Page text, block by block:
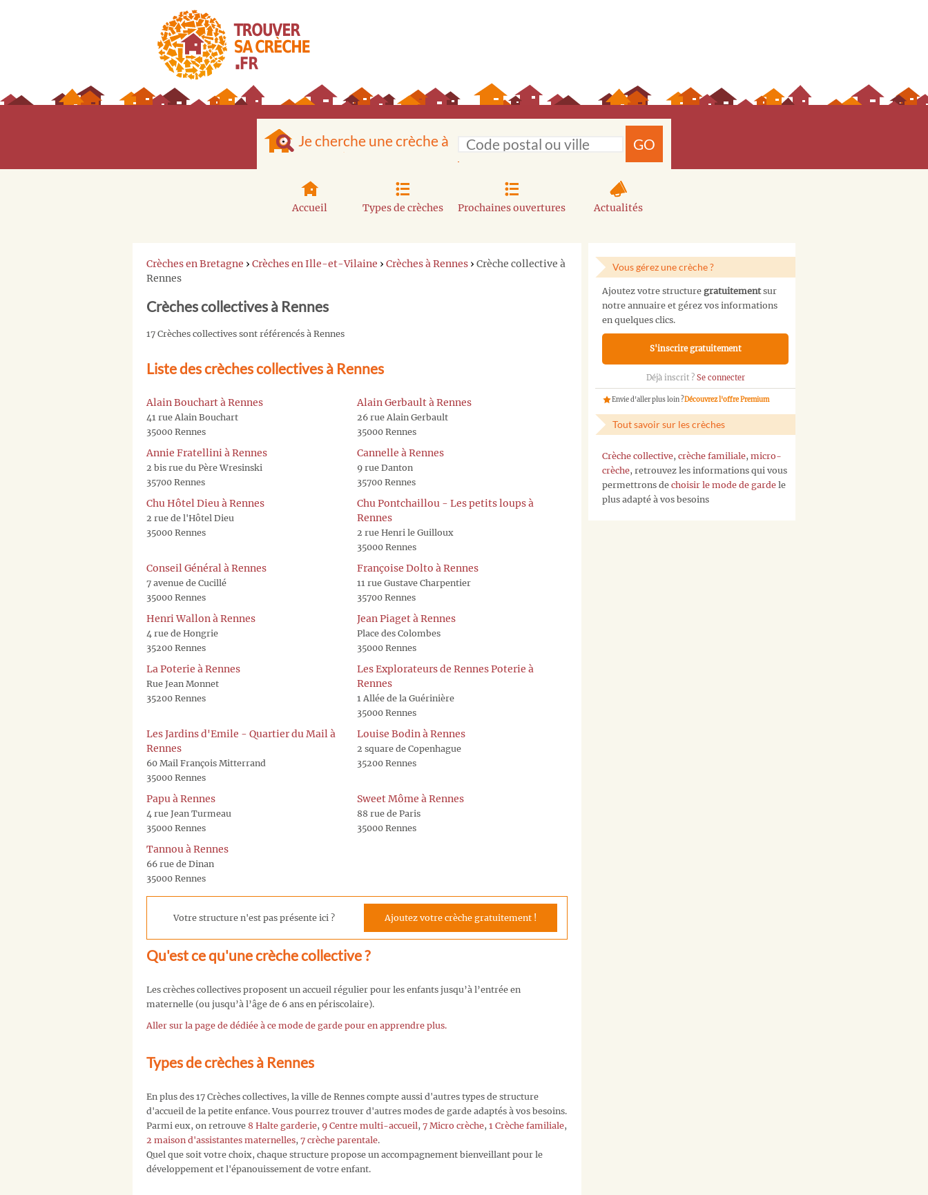
Je cherche une crèche à GO
Accueil Types de crèches Prochaines ouvertures Actualités
Crèches en Bretagne › Crèches en Ille-et-Vilaine › Crèches à Rennes › Crèche collective à
Rennes
Crèches collectives à Rennes
17 Crèches collectives sont référencés à Rennes
Liste des crèches collectives à Rennes
Alain Bouchart à Rennes
41 rue Alain Bouchart
35000 Rennes
Alain Gerbault à Rennes
26 rue Alain Gerbault
35000 Rennes
Annie Fratellini à Rennes
2 bis rue du Père Wresinski
35700 Rennes
Cannelle à Rennes
9 rue Danton
35700 Rennes
Chu Hôtel Dieu à Rennes
2 rue de l'Hôtel Dieu
35000 Rennes
Chu Pontchaillou - Les petits loups à
Rennes
2 rue Henri le Guilloux
35000 Rennes
Conseil Général à Rennes
7 avenue de Cucillé
35000 Rennes
Françoise Dolto à Rennes
11 rue Gustave Charpentier
35700 Rennes
Henri Wallon à Rennes
4 rue de Hongrie
35200 Rennes
Jean Piaget à Rennes
Place des Colombes
35000 Rennes
La Poterie à Rennes
Rue Jean Monnet
35200 Rennes
Les Explorateurs de Rennes Poterie à
Rennes
1 Allée de la Guérinière
35000 Rennes
Les Jardins d'Emile - Quartier du Mail à
Rennes
60 Mail François Mitterrand
35000 Rennes
Louise Bodin à Rennes
2 square de Copenhague
35200 Rennes
Papu à Rennes
4 rue Jean Turmeau
35000 Rennes
Sweet Môme à Rennes
88 rue de Paris
35000 Rennes
Tannou à Rennes
66 rue de Dinan
35000 Rennes
Votre structure n'est pas présente ici ? Ajoutez votre crèche gratuitement !
Qu'est ce qu'une crèche collective ?
Les crèches collectives proposent un accueil régulier pour les enfants jusqu’à l’entrée en
maternelle (ou jusqu’à l’âge de 6 ans en périscolaire).
Aller sur la page de dédiée à ce mode de garde pour en apprendre plus.
Types de crèches à Rennes
En plus des 17 Crèches collectives, la ville de Rennes compte aussi d'autres types de structure
d'accueil de la petite enfance. Vous pourrez trouver d'autres modes de garde adaptés à vos besoins.
Parmi eux, on retrouve 8 Halte garderie, 9 Centre multi-accueil, 7 Micro crèche, 1 Crèche familiale,
2 maison d'assistantes maternelles, 7 crèche parentale.
Quel que soit votre choix, chaque structure propose un accompagnement bienveillant pour le
développement et l'épanouissement de votre enfant.
Vous gérez une crèche ?
Ajoutez votre structure gratuitementsur
notre annuaire et gérez vos informations
en quelques clics.
S'inscrire gratuitement
Déjà inscrit ? Se connecter
Envie d'aller plus loin ?Découvrez l'offre Premium
Tout savoir sur les crèches
Crèche collective, crèche familiale, micro-
crèche, retrouvez les informations qui vous
permettrons de choisir le mode de garde le
plus adapté à vos besoins
Vous
trouvez
contacter